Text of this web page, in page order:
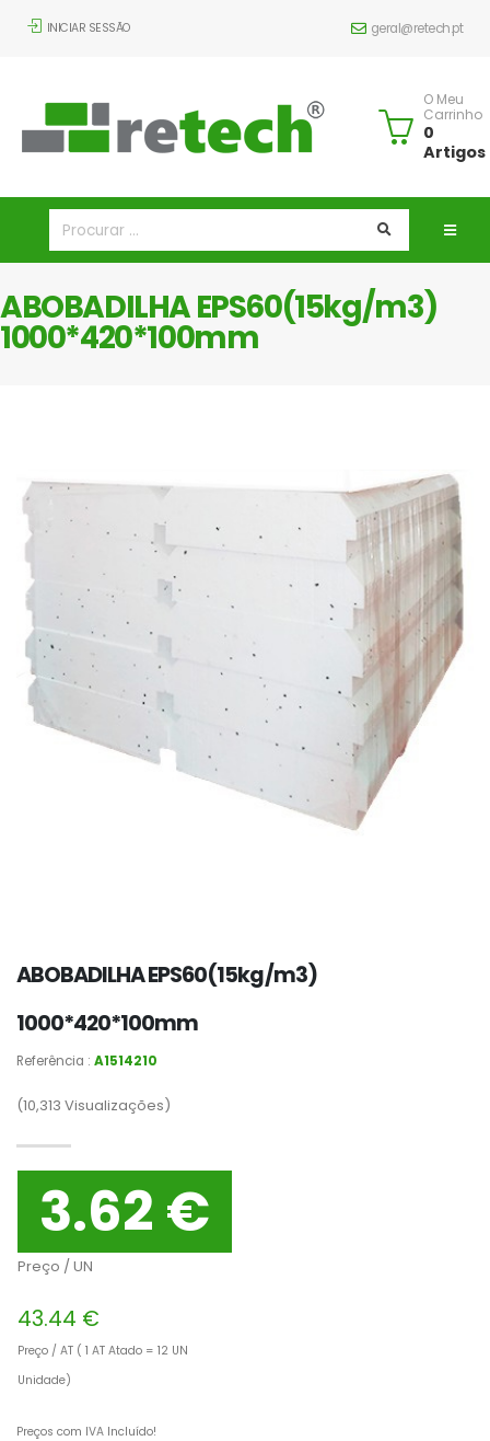
INICIAR SESSÃO geral@retech.pt
O Meu
Carrinho
0
Artigos
ABOBADILHA EPS60(15kg/m3)
1000*420*100mm
ABOBADILHA EPS60(15kg/m3)
1000*420*100mm
Referência : A1514210
(10,313 Visualizações)
3.62 €
Preço / UN
43.44 €
Preço / AT ( 1 AT Atado = 12 UN
Unidade)
Preços com IVA Incluído!